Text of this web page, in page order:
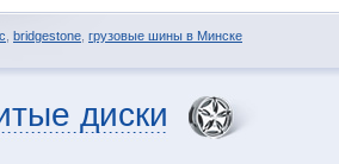
bridgestone грузовые шины в Минске
диски